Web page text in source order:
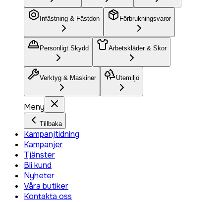
Infästning & Fästdon Förbrukningsvaror
Personligt Skydd Arbetskläder & Skor
Verktyg & Maskiner Utemiljö
Meny
Tillbaka
Kampanjtidning
Kampanjer
Tjänster
Bli kund
Nyheter
Våra butiker
Kontakta oss